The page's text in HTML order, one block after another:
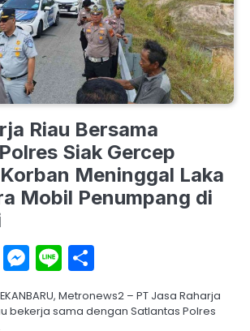
Riau Bersama
Siak Gercep
Meninggal Laka
Mobil Penumpang di
WhatsApp
Messenger
Line
Metronews2 – PT Jasa Raharja
bekerja sama dengan Satlantas Polres